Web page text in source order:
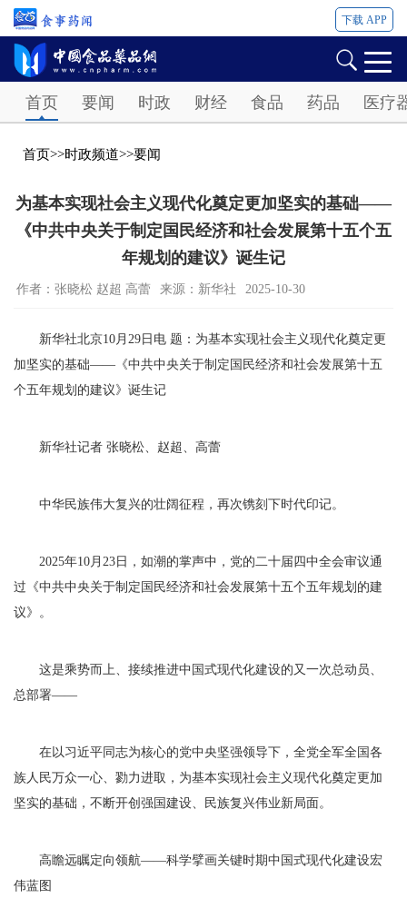
下载 APP
首页 要闻 时政 财经 食品 药品 医疗
首页>>时政频道>>要闻
为基本实现社会主义现代化奠定更加坚实的基础——
《中共中央关于制定国民经济和社会发展第十五个五
年规划的建议》诞生记
作者：张晓松 赵超 高蕾 来源：新华社 2025-10-30
新华社北京10月29日电 题：为基本实现社会主义现代化奠定更
加坚实的基础——《中共中央关于制定国民经济和社会发展第十五
个五年规划的建议》诞生记
新华社记者 张晓松、赵超、高蕾
中华民族伟大复兴的壮阔征程，再次镌刻下时代印记。
2025年10月23日，如潮的掌声中，党的二十届四中全会审议通
过《中共中央关于制定国民经济和社会发展第十五个五年规划的建
议》。
这是乘势而上、接续推进中国式现代化建设的又一次总动员、
总部署——
在以习近平同志为核心的党中央坚强领导下，全党全军全国各
族人民万众一心、勠力进取，为基本实现社会主义现代化奠定更加
坚实的基础，不断开创强国建设、民族复兴伟业新局面。
高瞻远瞩定向领航——科学擘画关键时期中国式现代化建设宏
伟蓝图